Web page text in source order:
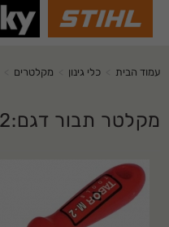
עמוד הבית כלי גינון מקלטרים
מקלטר תבור דגם:M-2